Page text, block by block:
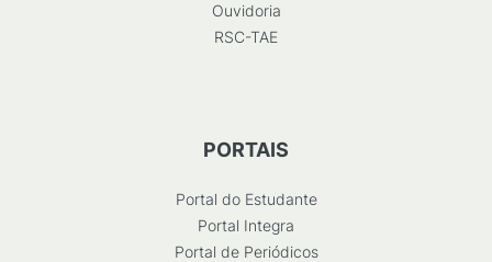
Ouvidoria
RSC-TAE
PORTAIS
Portal do Estudante
Portal Integra
Portal de Periódicos